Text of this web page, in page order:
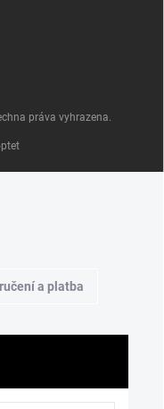
práva vyhrazena.
a platba